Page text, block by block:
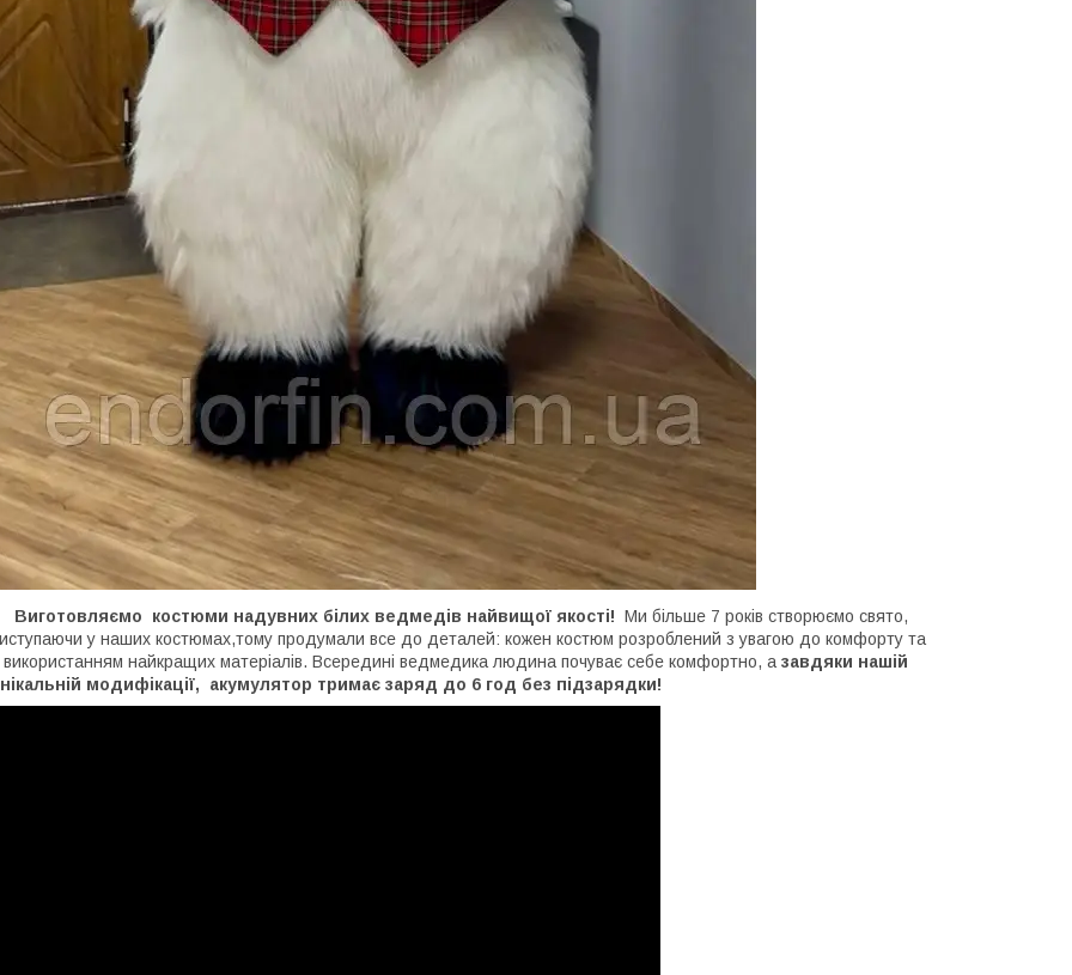
Виготовляємо костюми надувних білих ведмедів найвищої якості! Ми більше 7 років створюємо свято,
у наших костюмах,тому продумали все до деталей: кожен костюм розроблений з увагою до комфорту та
використанням найкращих матеріалів. Всередині ведмедика людина почуває себе комфортно, а завдяки нашій
модифікації, акумулятор тримає заряд до 6 год без підзарядки!